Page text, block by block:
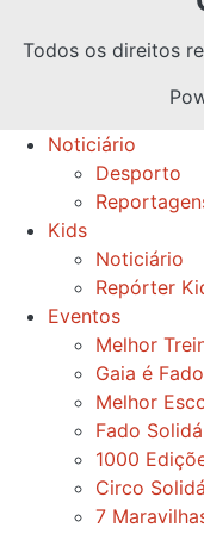
Todos os direitos
Noticiário
Desporto
Kids
Noticiário
Repórter
Eventos
Melhor
Gaia é Fado
Melhor
Fado
1000
Circo
7